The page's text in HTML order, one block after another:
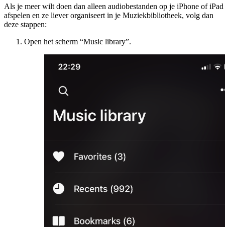
Als je meer wilt doen dan alleen audiobestanden op je iPhone of iPad
afspelen en ze liever organiseert in je Muziekbibliotheek, volg dan
deze stappen:
Open het scherm “Music library”.